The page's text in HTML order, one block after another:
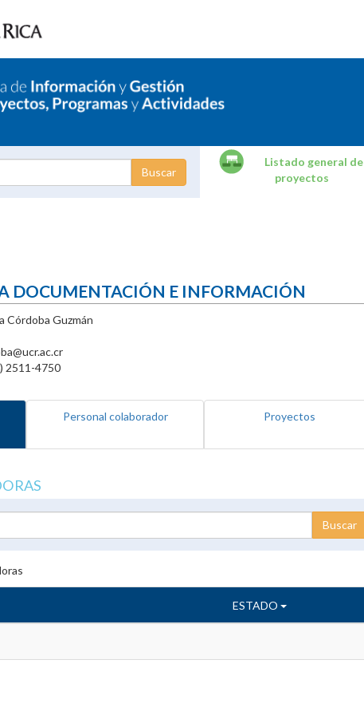
Listado general de
proyectos
DOCUMENTACIÓN E INFORMACIÓN
Córdoba Guzmán
2511-4750
Personal colaborador Proyectos
ESTADO